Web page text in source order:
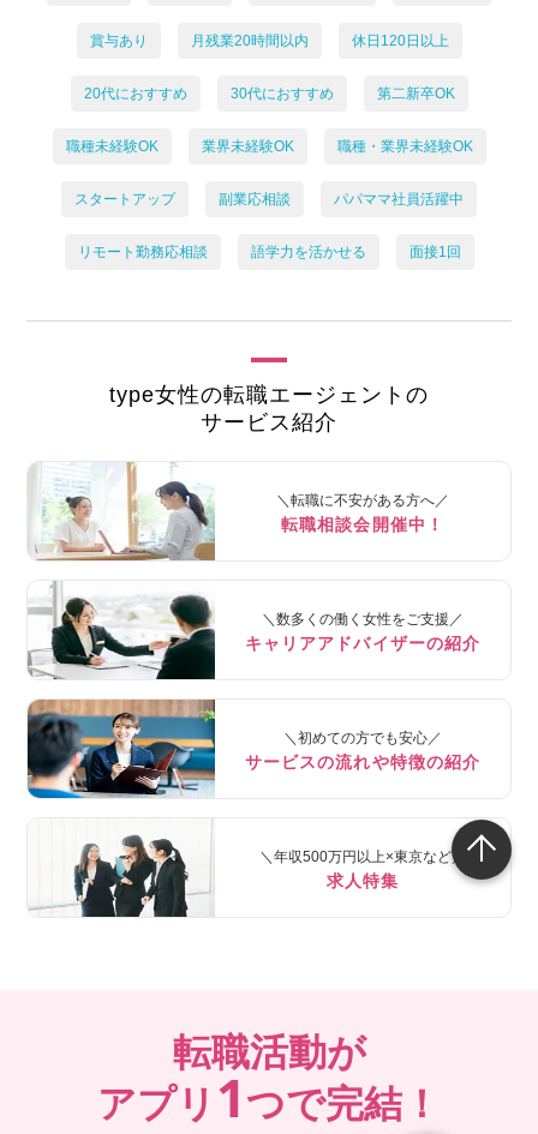
賞与あり 月残業20時間以内 休日120日以上
20代におすすめ 30代におすすめ 第二新卒OK
職種未経験OK 業界未経験OK 職種・業界未経験OK
スタートアップ 副業応相談 パパママ社員活躍中
リモート勤務応相談 語学力を活かせる 面接1回
type女性の転職エージェントの
サービス紹介
＼転職に不安がある方へ／
転職相談会開催中！
＼数多くの働く女性をご支援／
キャリアアドバイザーの紹介
＼初めての方でも安心／
サービスの流れや特徴の紹介
＼年収500万円以上×東京など／
求人特集
転職活動が
アプリ 1つで完結！